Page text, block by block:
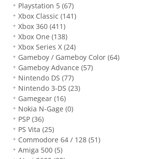
Playstation 5(67)
Xbox Classic(141)
Xbox 360(411)
Xbox One(138)
Xbox Series X(24)
Gameboy / Gameboy Color(64)
Gameboy Advance(57)
Nintendo DS(77)
Nintendo 3-DS(23)
Gamegear(16)
Nokia N-Gage(0)
PSP(36)
PS Vita(25)
Commodore 64 / 128(51)
Amiga 500(5)